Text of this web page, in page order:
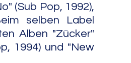
(Sub Pop, 1992),
selben Label
Alben "Zücker"
1994) und "New